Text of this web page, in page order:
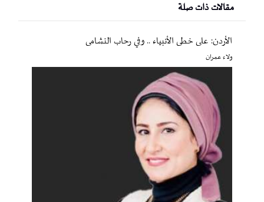
مقالات ذات صلة
الأردن: على خطى الأنبياء .. وفي رحاب النشامى
ولاء عمران